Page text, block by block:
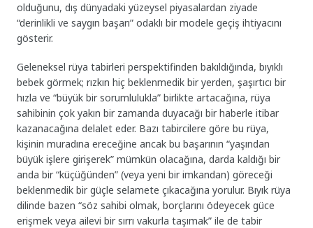
olduğunu, dış dünyadaki yüzeysel piyasalardan ziyade
“derinlikli ve saygın başarı” odaklı bir modele geçiş ihtiyacını
gösterir.
Geleneksel rüya tabirleri perspektifinden bakıldığında, bıyıklı
bebek görmek; rızkın hiç beklenmedik bir yerden, şaşırtıcı bir
hızla ve “büyük bir sorumlulukla” birlikte artacağına, rüya
sahibinin çok yakın bir zamanda duyacağı bir haberle itibar
kazanacağına delalet eder. Bazı tabircilere göre bu rüya,
kişinin muradına ereceğine ancak bu başarının “yaşından
büyük işlere girişerek” mümkün olacağına, darda kaldığı bir
anda bir “küçüğünden” (veya yeni bir imkandan) göreceği
beklenmedik bir güçle selamete çıkacağına yorulur. Bıyık rüya
dilinde bazen “söz sahibi olmak, borçlarını ödeyecek güce
erişmek veya ailevi bir sırrı vakurla taşımak” ile de tabir